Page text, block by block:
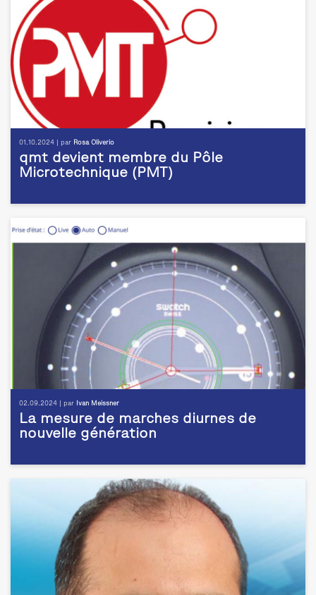
01.10.2024 | par Rosa Oliverio
qmt devient membre du Pôle
Microtechnique (PMT)
02.09.2024 | par Ivan Meissner
La mesure de marches diurnes de
nouvelle génération